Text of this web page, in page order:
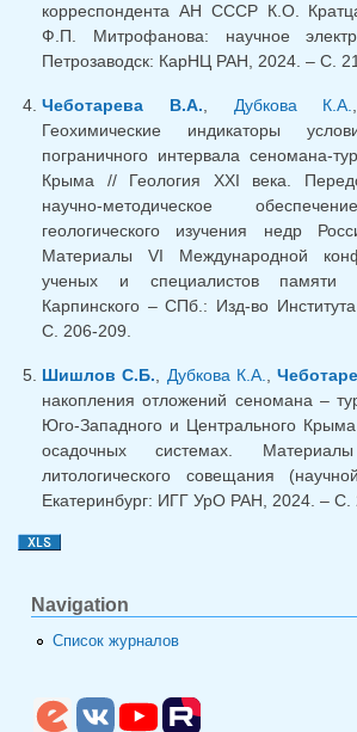
корреспондента АН СССР К.О.
Ф.П. Митрофанова: научное
Петрозаводск: КарНЦ РАН, 2024. – С.
Чеботарева В.А. Дубкова К.А.
Геохимические индикаторы
пограничного интервала сеномана-
Крыма // Геология XXI века.
научно-методическое
геологического изучения недр
Материалы VI Международной
ученых и специалистов
Карпинского – СПб.: Изд-во
С. 206-209.
Шишлов С.Б. Дубкова К.А. ,
накопления отложений сеномана –
Юго-Западного и Центрального Крыма
осадочных системах.
литологического совещания
Екатеринбург: ИГГ УрО РАН, 2024. – С.
Navigation
Список журналов